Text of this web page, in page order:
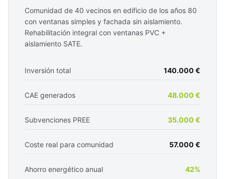
Comunidad de 40 vecinos en edificio de los años 80
con ventanas simples y fachada sin aislamiento.
Rehabilitación integral con ventanas PVC +
aislamiento SATE.
Inversión total 140.000 €
CAE generados 48.000 €
Subvenciones PREE 35.000 €
Coste real para comunidad 57.000 €
Ahorro energético anual 42%